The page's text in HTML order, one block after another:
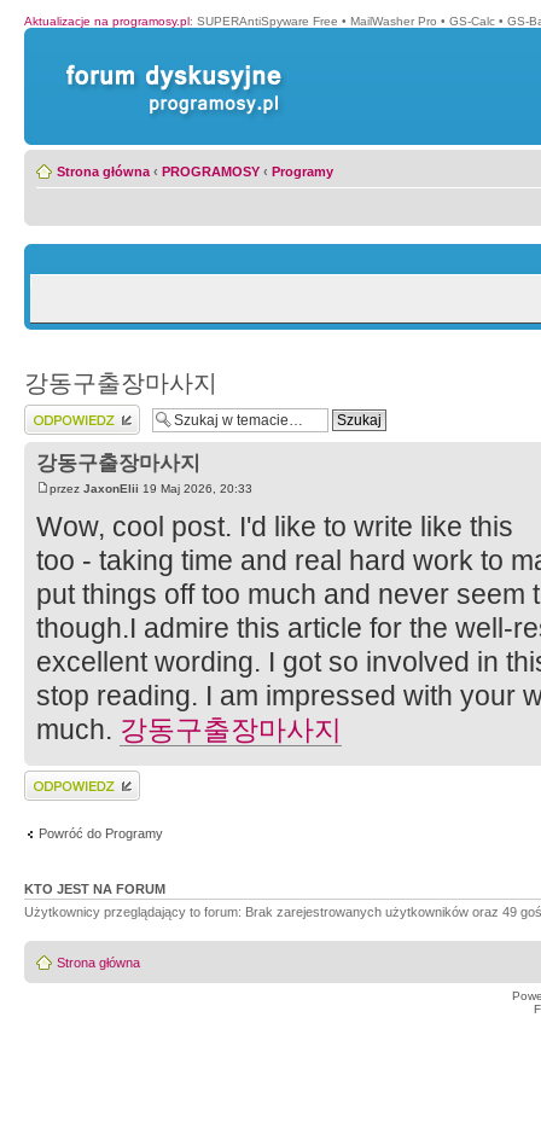
Aktualizacje na programosy.pl: SUPERAntiSpyware Free • MailWasher Pro • GS-Calc • GS-
Strona główna ‹ PROGRAMOSY ‹ Programy
강동구출장마사지
Wyślij odpowiedź
강동구출장마사지
przez JaxonElii 19 Maj 2026, 20:33
Wow, cool post. I'd like to write like this
too - taking time and real hard work to
put things off too much and never seem
though.I admire this article for the well-
excellent wording. I got so involved in
stop reading. I am impressed with your
much. 강동구출장마사지
Wyślij odpowiedź
Powróć do Programy
KTO JEST NA FORUM
Użytkownicy przeglądający to forum: Brak zarejestrowanych użytkowników oraz 49
Strona główna